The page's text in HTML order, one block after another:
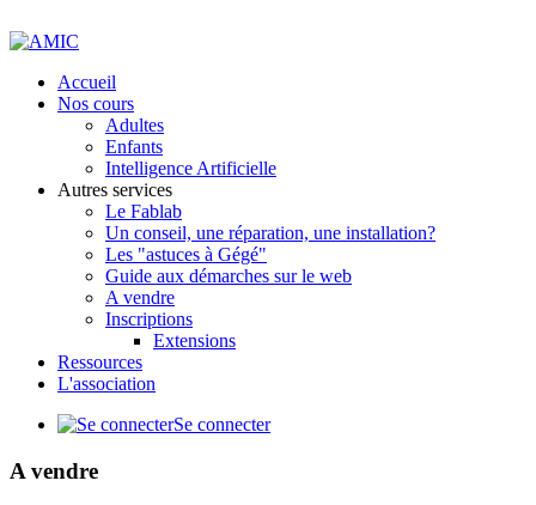
Accueil
Nos cours
Adultes
Enfants
Intelligence Artificielle
Autres services
Le Fablab
Un conseil, une réparation, une installation?
Les "astuces à Gégé"
Guide aux démarches sur le web
A vendre
Inscriptions
Extensions
Ressources
L'association
Se connecter
A vendre